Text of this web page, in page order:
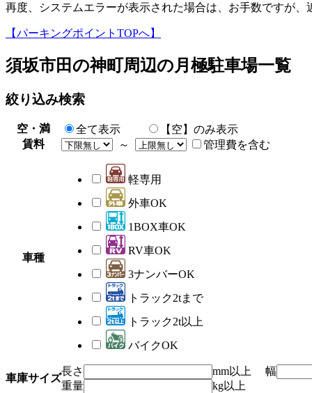
再度、システムエラーが表示された場合は、お手数ですが
【パーキングポイントTOPへ】
須坂市田の神町 周辺の月極駐車場一覧
絞り込み検索
空・満 全て表示
【空】のみ表示
賃料
～ 管理費を含む
車種
軽専用
外車OK
1BOX車OK
RV車OK
3ナンバーOK
トラック2tまで
トラック2t以上
バイクOK
車庫サイズ
長さ mm以上 幅
重量
kg以上